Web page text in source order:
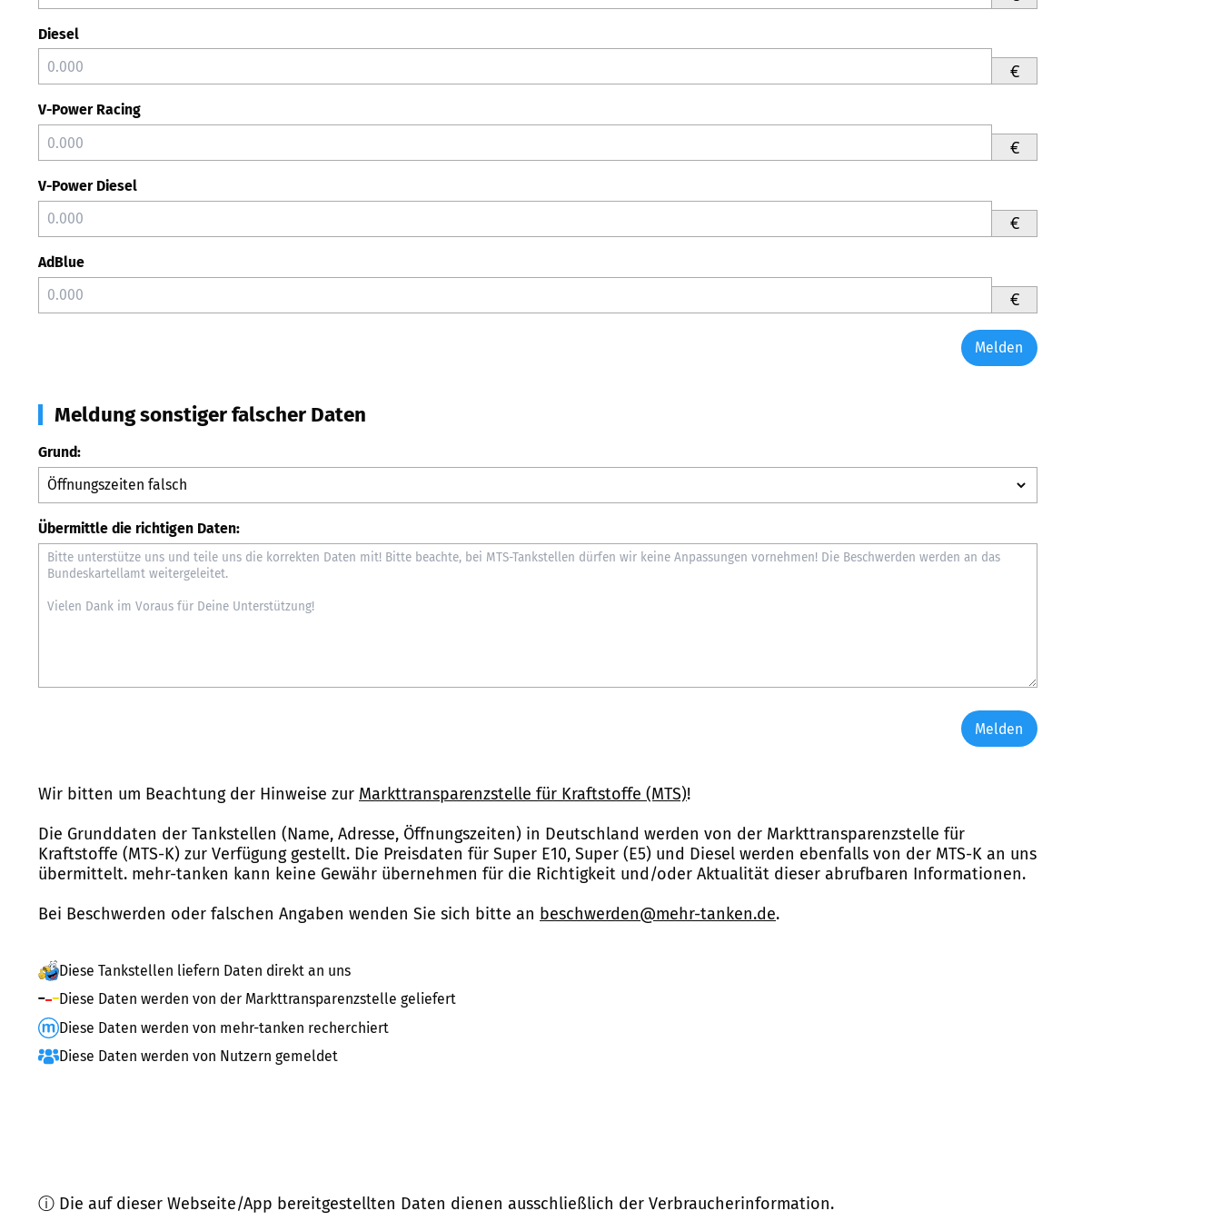
Diesel
€
V-Power Racing
€
V-Power Diesel
€
AdBlue
€
Melden
Meldung sonstiger falscher Daten
Grund:
Übermittle die richtigen Daten:
Melden
Wir bitten um Beachtung der Hinweise zur Markttransparenzstelle für Kraftstoffe (MTS)!
Die Grunddaten der Tankstellen (Name, Adresse, Öffnungszeiten) in Deutschland werden von der Markttransparenzstelle für
Kraftstoffe (MTS-K) zur Verfügung gestellt. Die Preisdaten für Super E10, Super (E5) und Diesel werden ebenfalls von der MTS-K an uns
übermittelt. mehr-tanken kann keine Gewähr übernehmen für die Richtigkeit und/oder Aktualität dieser abrufbaren Informationen.
Bei Beschwerden oder falschen Angaben wenden Sie sich bitte an beschwerden@mehr-tanken.de.
Diese Tankstellen liefern Daten direkt an uns
Diese Daten werden von der Markttransparenzstelle geliefert
Diese Daten werden von mehr-tanken recherchiert
Diese Daten werden von Nutzern gemeldet
ⓘ Die auf dieser Webseite/App bereitgestellten Daten dienen ausschließlich der Verbraucherinformation.